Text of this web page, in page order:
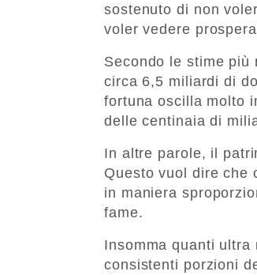
sostenuto di non
voler vedere
Secondo le stime più
circa 6,5 miliardi di
fortuna oscilla molto
delle centinaia di
In altre parole, il
Questo vuol dire che
in maniera
fame.
Insomma quanti
consistenti porzioni